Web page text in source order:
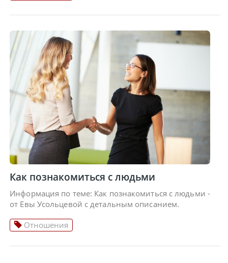
Как познакомиться с людьми
Информация по теме: Как познакомиться с людьми -
от Евы Усольцевой с детальным описанием.
Отношения